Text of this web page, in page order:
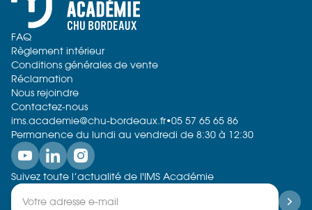
FAQ
Règlement intérieur
Conditions générales de vente
Réclamation
Nous rejoindre
Contactez-nous
ims.academie@chu-bordeaux.fr•05 57 65 65 86
Permanence du lundi au vendredi de 8:30 à 12:30
Suivez toute l’actualité de l'IMS Académie